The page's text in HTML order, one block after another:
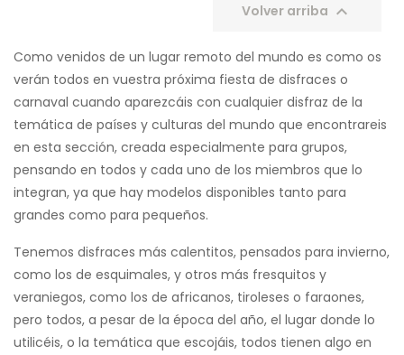
Volver arriba 
Como venidos de un lugar remoto del mundo es como os
verán todos en vuestra próxima fiesta de disfraces o
carnaval cuando aparezcáis con cualquier disfraz de la
temática de países y culturas del mundo que encontrareis
en esta sección, creada especialmente para grupos,
pensando en todos y cada uno de los miembros que lo
integran, ya que hay modelos disponibles tanto para
grandes como para pequeños.
Tenemos disfraces más calentitos, pensados para invierno,
como los de esquimales, y otros más fresquitos y
veraniegos, como los de africanos, tiroleses o faraones,
pero todos, a pesar de la época del año, el lugar donde lo
utilicéis, o la temática que escojáis, todos tienen algo en